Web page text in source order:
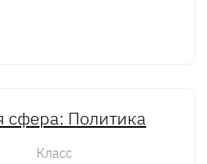
сфера: Политика
Класс